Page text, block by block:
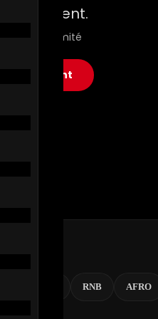
autrement.
en illimité
maintenant
RNB AFRO